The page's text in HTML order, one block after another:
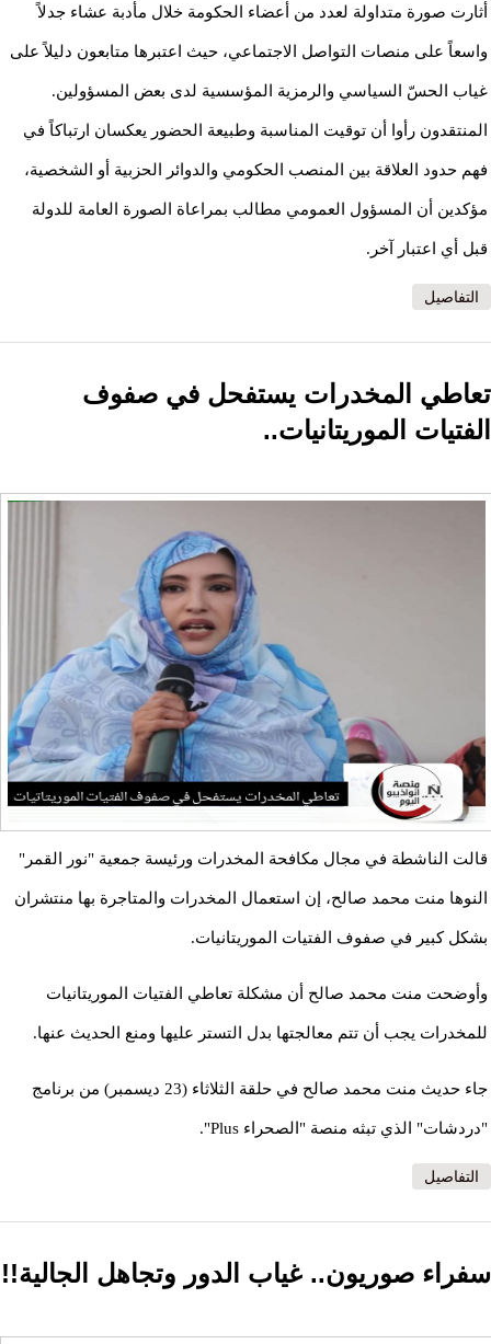
أثارت صورة متداولة لعدد من أعضاء الحكومة خلال مأدبة عشاء جدلاً
واسعاً على منصات التواصل الاجتماعي، حيث اعتبرها متابعون دليلاً على
غياب الحسّ السياسي والرمزية المؤسسية لدى بعض المسؤولين.
المنتقدون رأوا أن توقيت المناسبة وطبيعة الحضور يعكسان ارتباكاً في
فهم حدود العلاقة بين المنصب الحكومي والدوائر الحزبية أو الشخصية،
مؤكدين أن المسؤول العمومي مطالب بمراعاة الصورة العامة للدولة
قبل أي اعتبار آخر.
التفاصيل
تعاطي المخدرات يستفحل في صفوف
الفتيات الموريتانيات..
قالت الناشطة في مجال مكافحة المخدرات ورئيسة جمعية "نور القمر"
النوها منت محمد صالح، إن استعمال المخدرات والمتاجرة بها منتشران
بشكل كبير في صفوف الفتيات الموريتانيات.
وأوضحت منت محمد صالح أن مشكلة تعاطي الفتيات الموريتانيات
للمخدرات يجب أن تتم معالجتها بدل التستر عليها ومنع الحديث عنها.
جاء حديث منت محمد صالح في حلقة الثلاثاء (23 ديسمبر) من برنامج
"دردشات" الذي تبثه منصة "الصحراء Plus".
التفاصيل
سفراء صوريون.. غياب الدور وتجاهل الجالية!!